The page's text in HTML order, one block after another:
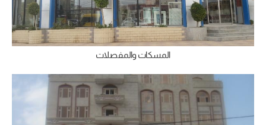
المسكات والمفصلات